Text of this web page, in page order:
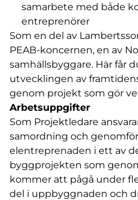
samarbete med både
entreprenörer
Som en del av
PEAB-koncernen, en av
samhällsbyggare. Här får
utvecklingen av
genom projekt som gör
Arbetsuppgifter
Som Projektledare
samordning och
elentreprenaden i ett av
byggprojekten som
kommer att pågå under
del i uppbyggnaden och